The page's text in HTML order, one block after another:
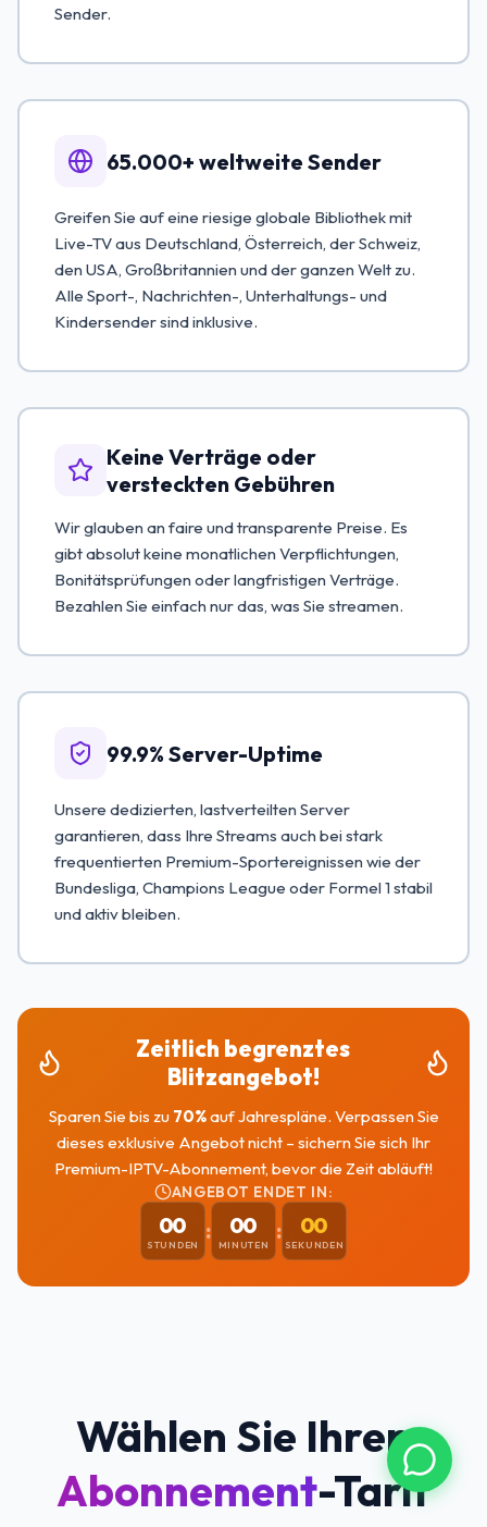
Sender.
65.000+ weltweite Sender
Greifen Sie auf eine riesige globale Bibliothek mit
Live-TV aus Deutschland, Österreich, der Schweiz,
den USA, Großbritannien und der ganzen Welt zu.
Alle Sport-, Nachrichten-, Unterhaltungs- und
Kindersender sind inklusive.
Keine Verträge oder
versteckten Gebühren
Wir glauben an faire und transparente Preise. Es
gibt absolut keine monatlichen Verpflichtungen,
Bonitätsprüfungen oder langfristigen Verträge.
Bezahlen Sie einfach nur das, was Sie streamen.
99.9% Server-Uptime
Unsere dedizierten, lastverteilten Server
garantieren, dass Ihre Streams auch bei stark
frequentierten Premium-Sportereignissen wie der
Bundesliga, Champions League oder Formel 1 stabil
und aktiv bleiben.
Zeitlich begrenztes
Blitzangebot!
Sparen Sie bis zu 70%auf Jahrespläne. Verpassen Sie
dieses exklusive Angebot nicht – sichern Sie sich Ihr
Premium-IPTV-Abonnement, bevor die Zeit abläuft!
ANGEBOT ENDET IN:
00
STUNDEN
: 00
MINUTEN
: 00
SEKUNDEN
Wählen Sie Ihren
Abonnement-Tarif